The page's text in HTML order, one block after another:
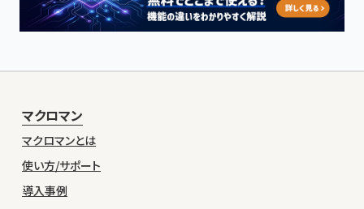
マクロマン
マクロマンとは
使い方/サポート
導入事例